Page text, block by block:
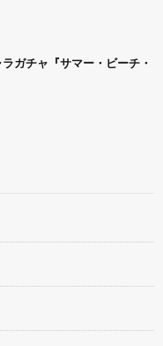
ガチャ『サマー・ビーチ・